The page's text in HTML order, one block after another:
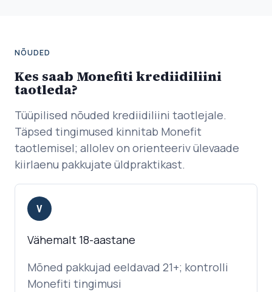
NÕUDED
Kes saab Monefiti krediidiliini
taotleda?
Tüüpilised nõuded krediidiliini taotlejale.
Täpsed tingimused kinnitab Monefit
taotlemisel; allolev on orienteeriv ülevaade
kiirlaenu pakkujate üldpraktikast.
V
Vähemalt 18-aastane
Mõned pakkujad eeldavad 21+; kontrolli
Monefiti tingimusi